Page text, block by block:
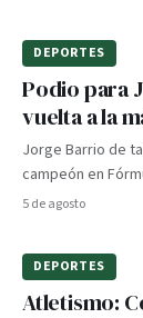
DEPORTES
Podio para
vuelta a la
Jorge Barrio de
campeón en
5 de agosto
DEPORTES
Atletismo: